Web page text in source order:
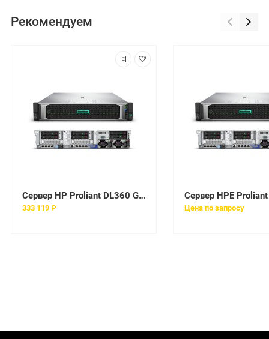
Рекомендуем
Сервер HP Proliant DL360 Gen9, 1(up2)x E5-2609v3 6C 1.9 GHz, DDR4-2133 1x16GB-R, P440ar/2GB (RAID 1+0/5/5+0/6/6+0) 2x300GB 10K SAS (8/10 SFF 2.5" HP) 1x500W Flex Plat (up2), 4x1Gb/s,DVDRW,iLO4.2,Rack1U,3-3-3
333 119 ₽ Цена по запросу